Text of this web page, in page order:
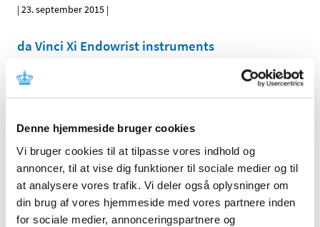
Denne hjemmeside bruger cookies
Vi bruger cookies til at tilpasse vores indhold og
annoncer, til at vise dig funktioner til sociale medier og til
at analysere vores trafik. Vi deler også oplysninger om
din brug af vores hjemmeside med vores partnere inden
for sociale medier, annonceringspartnere og
|23. september 2015 |
da Vinci Xi Endowrist instruments
da Vinci Si
|23. september 2015|
JenaValve TAVI System
|19. september 2015|
Charder Weigh Scale - MHS 2500